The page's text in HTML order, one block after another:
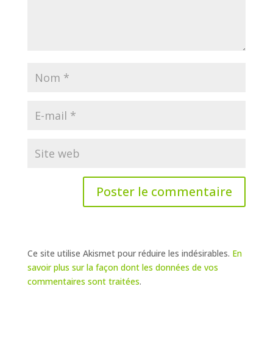
Ce site utilise Akismet pour réduire les indésirables. En
savoir plus sur la façon dont les données de vos
commentaires sont traitées.